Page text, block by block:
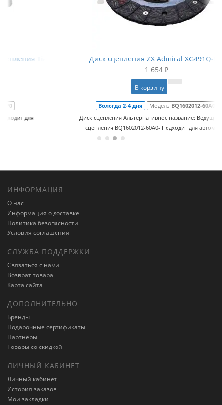
Admiral
Диск сцепления ZX Admiral XG491Q-ME
Вологда 2-4 дня МодельBQ1602012-60A0
Диск сцепления Альтернативное название: Ведущий диск
сцепления BQ1602012-60A0- Подходит для автомоби..
ИНФОРМАЦИЯ
О нас
Информация о доставке
Политика безопасности
Условия соглашения
СЛУЖБА ПОДДЕРЖКИ
Связаться с нами
Возврат товара
Карта сайта
ДОПОЛНИТЕЛЬНО
Бренды
Подарочные сертификаты
Партнёры
Товары со скидкой
ЛИЧНЫЙ КАБИНЕТ
Личный кабинет
История заказов
Мои закладки